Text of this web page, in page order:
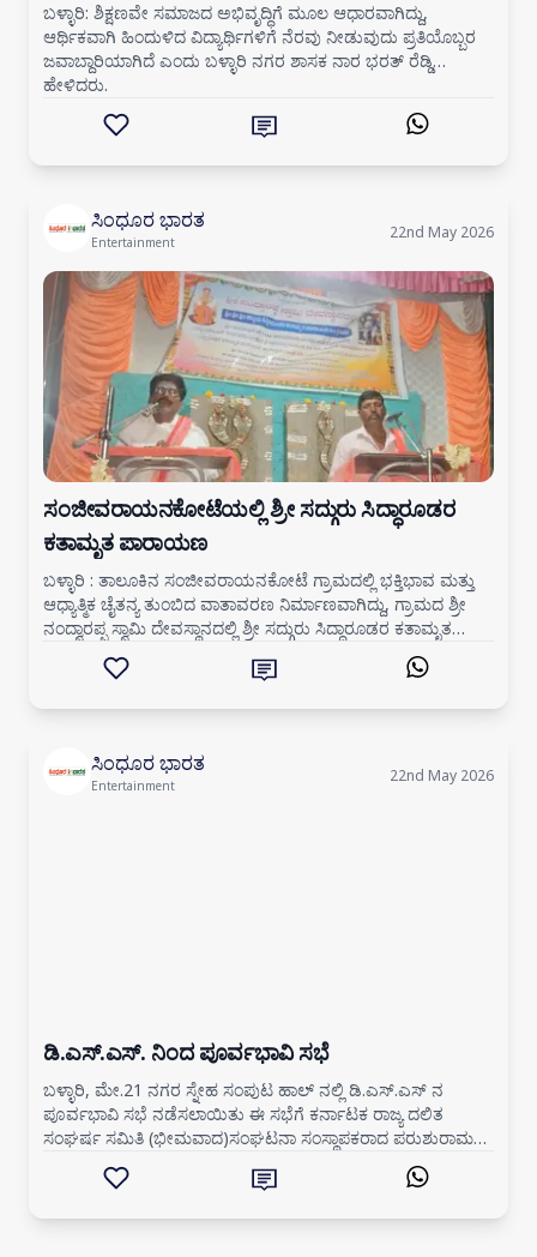
ಬಳ್ಳಾರಿ: ಶಿಕ್ಷಣವೇ ಸಮಾಜದ ಅಭಿವೃದ್ಧಿಗೆ ಮೂಲ ಆಧಾರವಾಗಿದ್ದು,
ಆರ್ಥಿಕವಾಗಿ ಹಿಂದುಳಿದ ವಿದ್ಯಾರ್ಥಿಗಳಿಗೆ ನೆರವು ನೀಡುವುದು ಪ್ರತಿಯೊಬ್ಬರ
ಜವಾಬ್ದಾರಿಯಾಗಿದೆ ಎಂದು ಬಳ್ಳಾರಿ ನಗರ ಶಾಸಕ ನಾರ ಭರತ್ ರೆಡ್ಡಿ
ಹೇಳಿದರು.
ಸಿಂಧೂರ ಭಾರತ
Entertainment 22nd May 2026
ಸಂಜೀವರಾಯನಕೋಟೆಯಲ್ಲಿ ಶ್ರೀ ಸದ್ಗುರು ಸಿದ್ಧಾರೂಡರ
ಕತಾಮೃತ ಪಾರಾಯಣ
ಬಳ್ಳಾರಿ : ತಾಲೂಕಿನ ಸಂಜೀವರಾಯನಕೋಟೆ ಗ್ರಾಮದಲ್ಲಿ ಭಕ್ತಿಭಾವ ಮತ್ತು
ಆಧ್ಯಾತ್ಮಿಕ ಚೈತನ್ಯ ತುಂಬಿದ ವಾತಾವರಣ ನಿರ್ಮಾಣವಾಗಿದ್ದು, ಗ್ರಾಮದ ಶ್ರೀ
ನಂದ್ವಾರಪ್ಪ ಸ್ವಾಮಿ ದೇವಸ್ಥಾನದಲ್ಲಿ ಶ್ರೀ ಸದ್ಗುರು ಸಿದ್ಧಾರೂಡರ ಕತಾಮೃತ
ಪಾರಾಯಣ ಕಾರ್ಯಕ್
ಸಿಂಧೂರ ಭಾರತ
Entertainment 22nd May 2026
ಡಿ.ಎಸ್.ಎಸ್. ನಿಂದ ಪೂರ್ವಭಾವಿ ಸಭೆ
ಬಳ್ಳಾರಿ, ಮೇ.21 ನಗರ ಸ್ನೇಹ ಸಂಪುಟ ಹಾಲ್ ನಲ್ಲಿ ಡಿ.ಎಸ್.ಎಸ್ ನ
ಪೂರ್ವಭಾವಿ ಸಭೆ ನಡೆಸಲಾಯಿತು ಈ ಸಭೆಗೆ ಕರ್ನಾಟಕ ರಾಜ್ಯ ದಲಿತ
ಸಂಘರ್ಷ ಸಮಿತಿ (ಭೀಮವಾದ)ಸಂಘಟನಾ ಸಂಸ್ಥಾಪಕರಾದ ಪರುಶುರಾಮ